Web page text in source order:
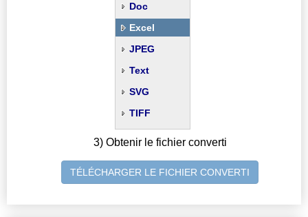
Doc
Excel
JPEG
Text
SVG
TIFF
3) Obtenir le fichier converti
TÉLÉCHARGER LE FICHIER CONVERTI